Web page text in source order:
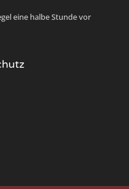
eine halbe Stunde vor